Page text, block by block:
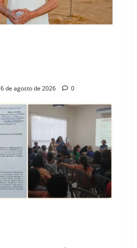
6 de agosto de 2026 0